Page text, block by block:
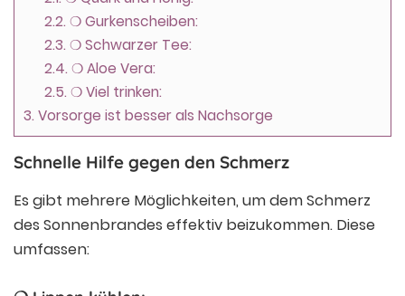
2.2. ❍ Gurkenscheiben:
2.3. ❍ Schwarzer Tee:
2.4. ❍ Aloe Vera:
2.5. ❍ Viel trinken:
3. Vorsorge ist besser als Nachsorge
Schnelle Hilfe gegen den Schmerz
Es gibt mehrere Möglichkeiten, um dem Schmerz
des Sonnenbrandes effektiv beizukommen. Diese
umfassen: